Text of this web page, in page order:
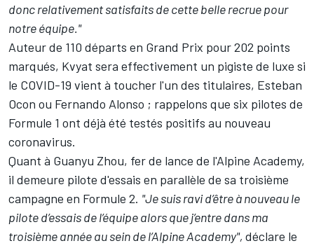
donc relativement satisfaits de cette belle recrue pour
notre équipe."
Auteur de 110 départs en Grand Prix pour 202 points
marqués, Kvyat sera effectivement un pigiste de luxe si
le COVID-19 vient à toucher l'un des titulaires, Esteban
Ocon ou Fernando Alonso ; rappelons que six pilotes de
Formule 1 ont déjà été testés positifs au nouveau
coronavirus.
Quant à Guanyu Zhou, fer de lance de l'Alpine Academy,
il demeure pilote d'essais en parallèle de sa troisième
campagne en Formule 2. "Je suis ravi d’être à nouveau le
pilote d’essais de l’équipe alors que j’entre dans ma
troisième année au sein de l’Alpine Academy", déclare le